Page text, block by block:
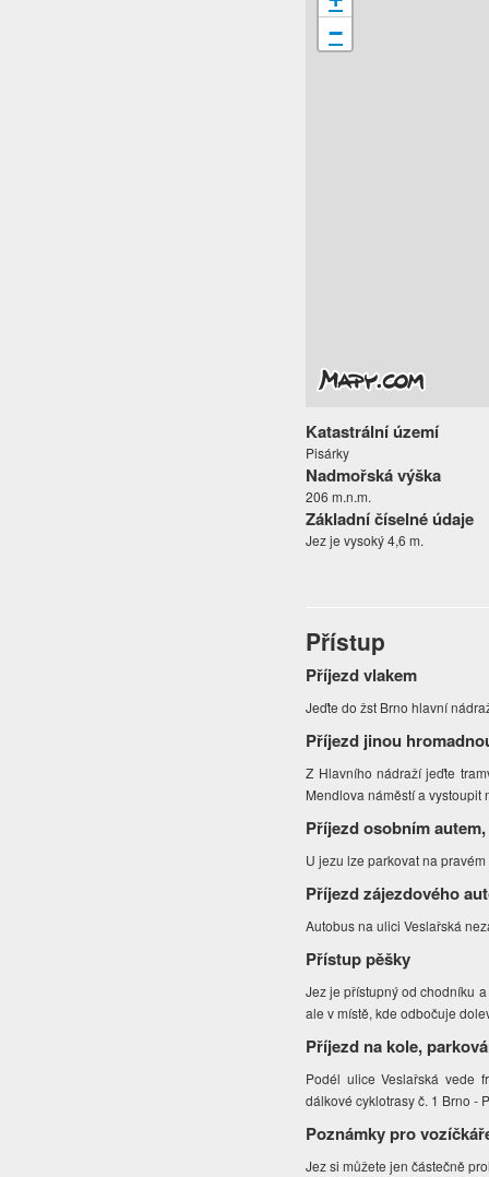
−
Katastrální území
Pisárky
Nadmořská výška
206 m.n.m.
Základní číselné údaje
Jez je vysoký 4,6 m.
Přístup
Příjezd vlakem
Jeďte do žst Brno hlavní
Příjezd jinou
Z Hlavního nádraží jeďte
Mendlova náměstí a
Příjezd osobním
U jezu lze parkovat na
Příjezd zájezdového
Autobus na ulici Veslařská
Přístup pěšky
Jez je přístupný od chodníku
ale v místě, kde odbočuje
Příjezd na kole,
Podél ulice Veslařská vede
dálkové cyklotrasy č. 1 Brno -
Poznámky pro
Jez si můžete jen částečně